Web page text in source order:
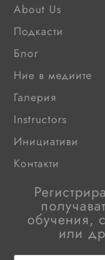
About Us
Подкасти
Блог
Ние в медиите
Галерия
Instructors
Инициативи
Контакти
обучения,
или